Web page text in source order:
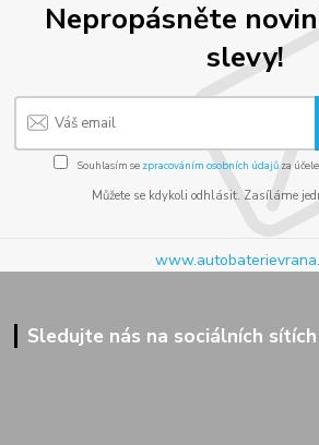
Nepropásněte
slevy!
Souhlasím se zpracováním osobních údajůza
Můžete se kdykoli odhlásit. Zasíláme
Sledujte nás na sociálních sítích